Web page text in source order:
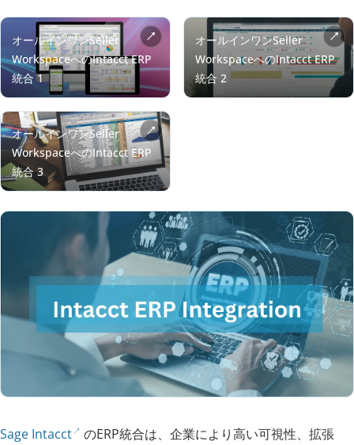
Sage Intacct
のERP統合は、企業により高い可視性、拡張